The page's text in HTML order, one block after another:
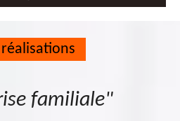
familiale"